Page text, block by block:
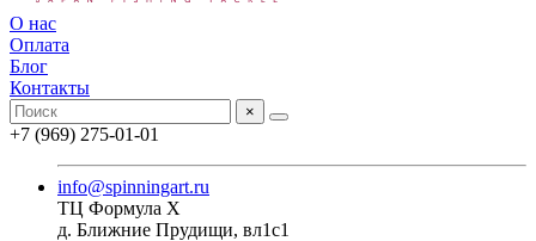
О нас
Оплата
Блог
Контакты
×
+7 (969) 275-01-01
info@spinningart.ru
ТЦ Формула X
д. Ближние Прудищи, вл1с1